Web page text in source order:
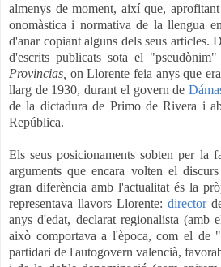
almenys de moment, així que,
onomàstica i normativa de la llengua
d'anar copiant alguns dels seus articles.
d'escrits publicats sota el
Provincias, on Llorente feia anys que
llarg de 1930, durant el govern de
de la dictadura de Primo de Rivera i
República.
Els seus posicionaments sobten per la
arguments que encara volten el
gran diferència amb l'actualitat és la
representava llavors Llorente: director
anys d'edat, declarat regionalista (amb
això comportava a l'època, com el de
partidari de l'autogovern valencià,